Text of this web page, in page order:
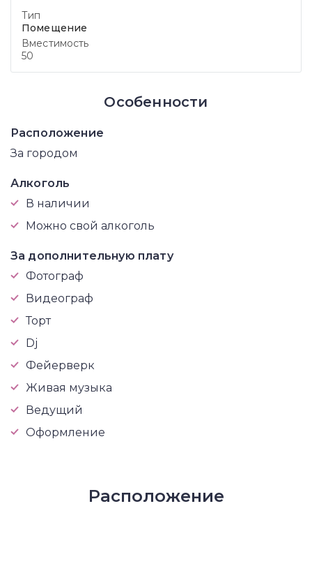
Тип
Помещение
Вместимость
50
Особенности
Расположение
За городом
Алкоголь
В наличии
Можно свой алкоголь
За дополнительную плату
Фотограф
Видеограф
Торт
Dj
Фейерверк
Живая музыка
Ведущий
Оформление
Расположение